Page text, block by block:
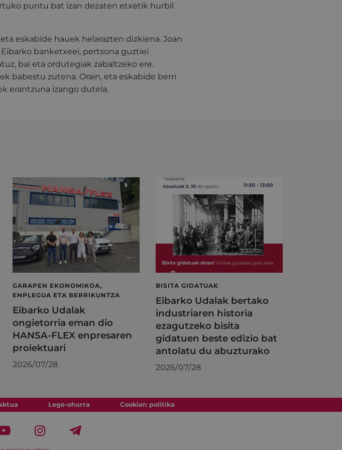
puntu bat izan dezaten etxetik hurbil
eskabide hauek helarazten dizkiena. Joan
banketxeei, pertsona guztiei
bai eta ordutegiak zabaltzeko ere.
babestu zutena. Orain, eta eskabide berri
erantzuna izango dutela.
GARAPEN EKONOMIKOA,
ENPLEGUA ETA BERRIKUNTZA
Eibarko Udalak
ongietorria eman dio
HANSA-FLEX enpresaren
proiektuari
2026/07/28
BISITA GIDATUAK
Eibarko Udalak bertako
industriaren historia
ezagutzeko bisita
gidatuen beste edizio bat
antolatu du abuzturako
2026/07/28
Lege-oharra Cookien politika